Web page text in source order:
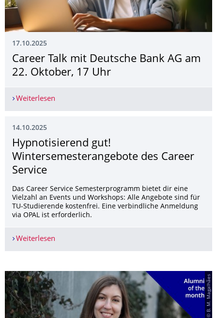
17.10.2025
Career Talk mit Deutsche Bank AG am
22. Oktober, 17 Uhr
Weiterlesen
14.10.2025
Hypnotisierend gut!
Wintersemesteran­gebote des Career
Service
Das Career Service Semesterprogramm bietet dir eine
Vielzahl an Events und Workshops: Alle Angebote sind für
TU-Studierende kostenfrei. Eine verbindliche Anmeldung
via OPAL ist erforderlich.
Weiterlesen
© B. M. Magalhães